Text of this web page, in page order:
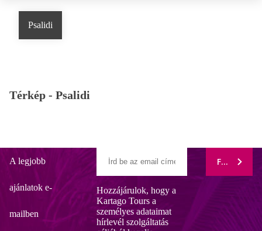
Psalidi
Térkép - Psalidi
A legjobb
ajánlatok e-
mailben
Hozzájárulok, hogy a
Kartago Tours a
személyes adataimat
hírlevél szolgáltatás